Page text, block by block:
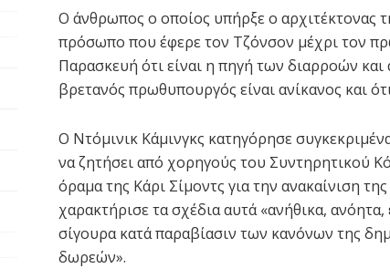
Ο άνθρωπος ο οποίος υπήρξε ο αρχιτέκτονας
πρόσωπο που έφερε τον Τζόνσον μέχρι τον
Παρασκευή ότι είναι η πηγή των διαρροών και
βρετανός πρωθυπουργός είναι ανίκανος και
Ο Ντόμινικ Κάμινγκς κατηγόρησε
να ζητήσει από χορηγούς του Συντηρητικού
όραμα της Κάρι Σίμοντς για την ανακαίνιση
χαρακτήρισε τα σχέδια αυτά «ανήθικα,
σίγουρα κατά παραβίασιν των κανόνων της
δωρεών».